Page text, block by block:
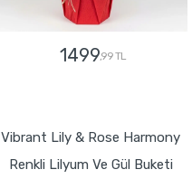
1499,99 TL
Vibrant Lily & Rose Harmony
Renkli Lilyum Ve Gül Buketi